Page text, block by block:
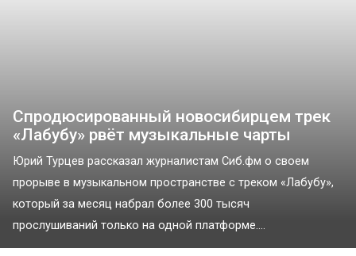
Спродюсированный новосибирцем трек
«Лабубу» рвёт музыкальные чарты
Юрий Турцев рассказал журналистам Сиб.фм о своем
прорыве в музыкальном пространстве с треком «Лабубу»,
который за месяц набрал более 300 тысяч
прослушиваний только на одной платформе....